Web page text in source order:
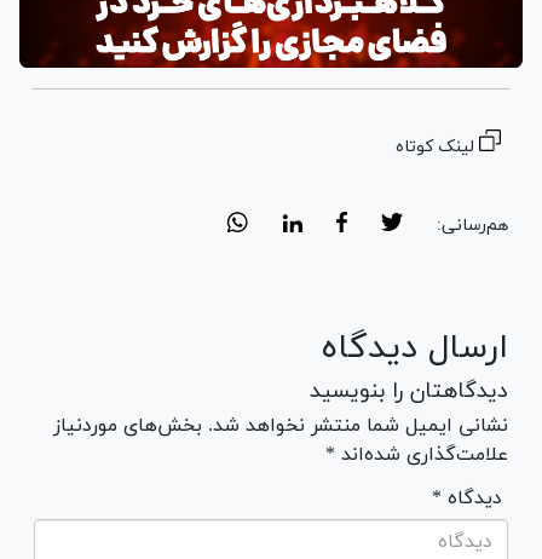
لینک کوتاه
هم‌رسانی:
ارسال دیدگاه
دیدگاهتان را بنویسید
نشانی ایمیل شما منتشر نخواهد شد. بخش‌های موردنیاز
علامت‌گذاری شده‌اند *
* دیدگاه